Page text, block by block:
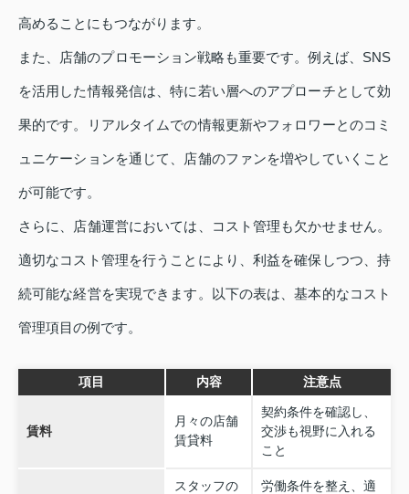
高めることにもつながります。
また、店舗のプロモーション戦略も重要です。例えば、SNS
を活用した情報発信は、特に若い層へのアプローチとして効
果的です。リアルタイムでの情報更新やフォロワーとのコミ
ュニケーションを通じて、店舗のファンを増やしていくこと
が可能です。
さらに、店舗運営においては、コスト管理も欠かせません。
適切なコスト管理を行うことにより、利益を確保しつつ、持
続可能な経営を実現できます。以下の表は、基本的なコスト
管理項目の例です。
項目 内容 注意点
賃料
月々の店舗
賃貸料
契約条件を確認し、
交渉も視野に入れる
こと
スタッフの
労働条件を整え、適